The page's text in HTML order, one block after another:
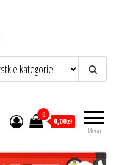
Menu
0
0,00zł